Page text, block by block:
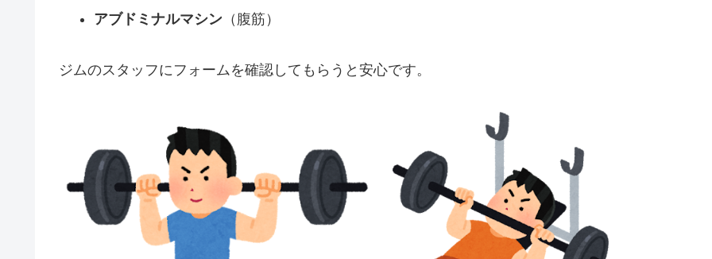
アブドミナルマシン（腹筋）
ジムのスタッフにフォームを確認してもらうと安心です。